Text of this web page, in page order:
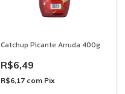
Catchup Picante Arruda 400g
R$6,49
R$6,17 com Pix